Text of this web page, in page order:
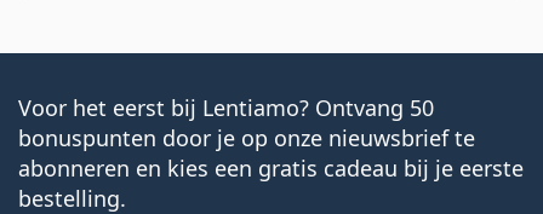
Voor het eerst bij Lentiamo? Ontvang 50
bonuspunten door je op onze nieuwsbrief te
abonneren en kies een gratis cadeau bij je eerste
bestelling.